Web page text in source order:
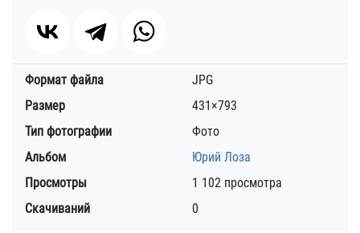
Формат файла
JPG
Размер
431×793
Тип фотографии
Фото
Альбом
Юрий Лоза
Просмотры
1 102 просмотра
Скачиваний
0